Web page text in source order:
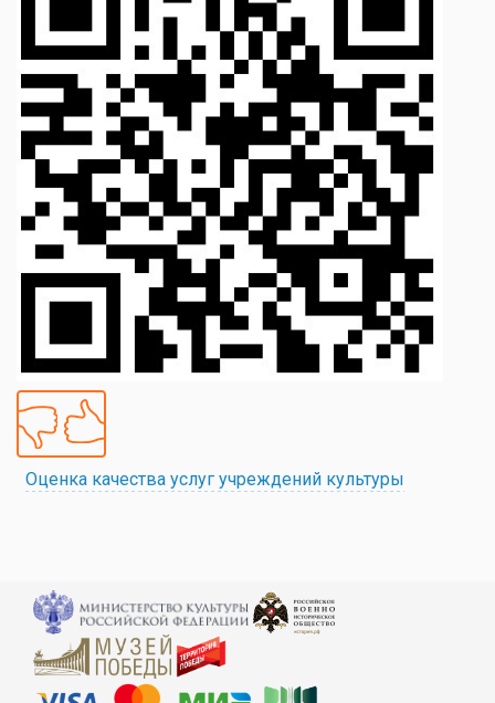
Оценка качества услуг учреждений культуры